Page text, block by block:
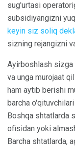
sug'urtasi
subsidiyangizni
keyin siz soliq
sizning rejangizni
Ayirboshlash
va unga murojaat
ham aytib berishi
barcha
Boshqa shtatlarda
ofisidan yoki
Barcha shtatlarda,